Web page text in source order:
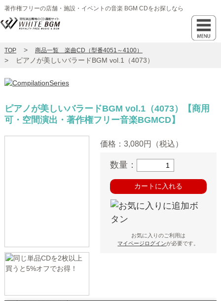
著作権フリーの店舗・施設・イベントの音楽 BGM CDをお探しなら
TOP 商品一覧 楽曲CD（型番4051～4100）
ピアノが美しいバラードBGM vol.1（4073）
ピアノが美しいバラードBGM vol.1（4073）
【商用
可・空間演出・著作権フリー音楽BGMCD】
価格： 3,080円（税込）
数量：
お気に入りのご利用は
マイページログインが必要です。